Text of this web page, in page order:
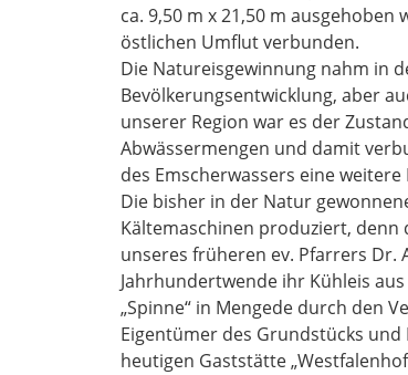
ca. 9,50 m x 21,50 m
östlichen Umflut verbunden.
Die Natureisgewinnung nahm in
Bevölkerungsentwicklung, aber
unserer Region war es der
Abwässermengen und damit
des Emscherwassers eine
Die bisher in der Natur
Kältemaschinen produziert, denn
unseres früheren ev. Pfarrers Dr.
Jahrhundertwende ihr Kühleis
„Spinne“ in Mengede durch den
Eigentümer des Grundstücks
heutigen Gaststätte